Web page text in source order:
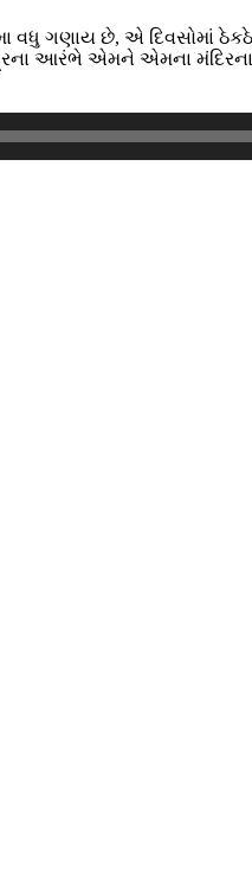
વધુ ગણાય છે, એ દિવસોમાં
આરંભે એમને એમના મંદિરના